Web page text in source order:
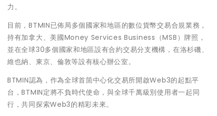
力。
目前，BTMIN已佈局多個國家和地區的數位貨幣交易合規業務，
持有加拿大、美國Money Services Business（MSB）牌照，
並在全球30多個國家和地區設有合約交易分支機構，在洛杉磯、
維也納、東京、倫敦等設有核心辦公室。
BTMIN認為，作為全球首箇中心化交易所開啟Web3的起點平
台，BTMIN定將不負時代使命，與全球千萬級別使用者一起同
行，共同探索Web3的精彩未來。